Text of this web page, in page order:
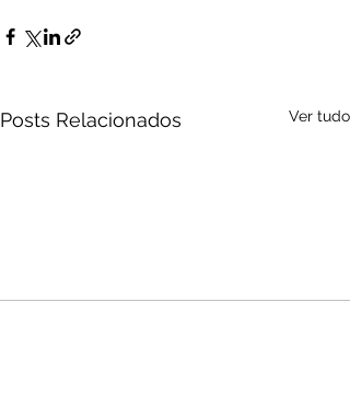
Posts Relacionados Ver tudo